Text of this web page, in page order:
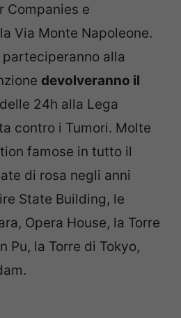
Companies e
Via Monte Napoleone.
alla
devolveranno il
delle 24h alla Lega
contro i Tumori. Molte
famose in tutto il
di rosa negli anni
State Building, le
Opera House, la Torre
Pu, la Torre di Tokyo,